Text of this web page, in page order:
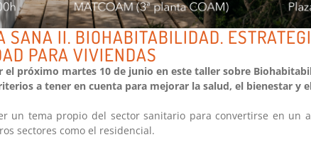
SANA II. BIOHABITABILIDAD.
PARA VIVIENDAS
el próximo martes 10 de junio en este taller sobre
a tener en cuenta para mejorar la salud, el bienestar y
un tema propio del sector sanitario para convertirse en un
sectores como el residencial.